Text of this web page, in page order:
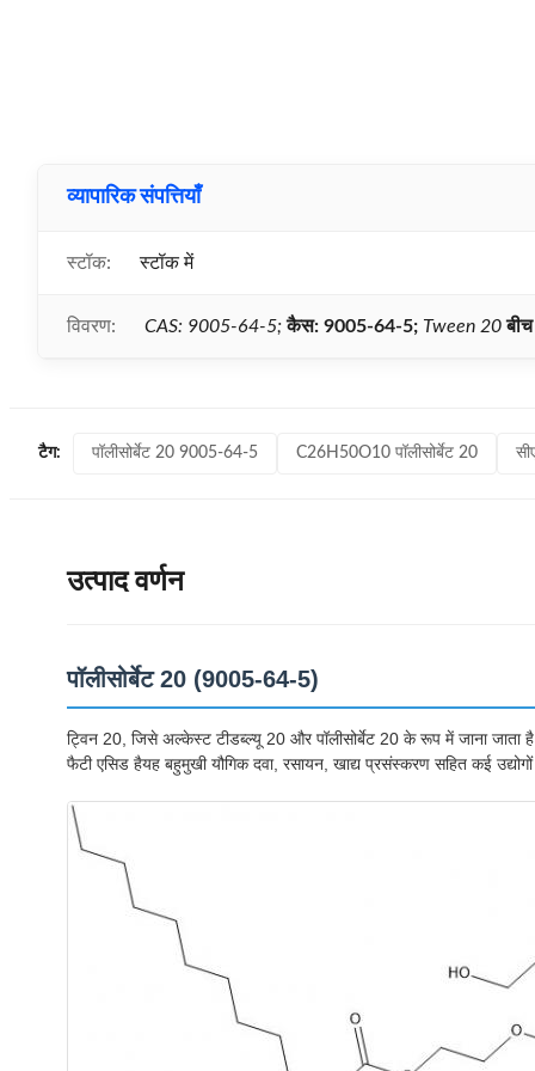
व्यापारिक संपत्तियाँ
स्टॉक: स्टॉक में
विवरण: CAS: 9005-64-5; कैस: 9005-64-5; Tween 20
टैग: पॉलीसोर्बेट 20 9005-64-5 C26H50O10 पॉलीसोर्बेट 20
उत्पाद वर्णन
पॉलीसोर्बेट 20 (9005-64-5)
ट्विन 20, जिसे अल्केस्ट टीडब्ल्यू 20 और पॉलीसोर्बेट 20 के रूप में जाना जाता
फैटी एसिड हैयह बहुमुखी यौगिक दवा, रसायन, खाद्य प्रसंस्करण सहित कई